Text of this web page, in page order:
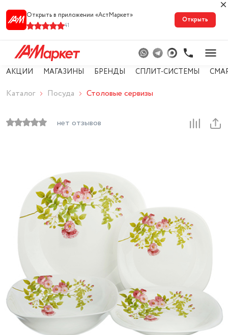
Открыть в приложении «АстМарке‪т‬»
41
Открыть
АКЦИИ МАГАЗИНЫ БРЕНДЫ СПЛИТ-СИСТЕМЫ
Каталог Посуда Столовые сервизы
нет отзывов